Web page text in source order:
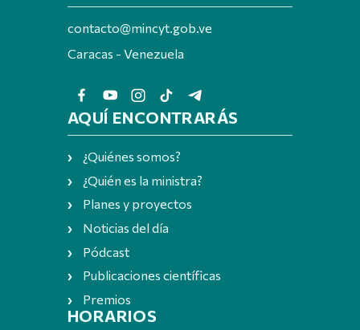
contacto@mincyt.gob.ve
Caracas - Venezuela
AQUÍ ENCONTRARÁS
¿Quiénes somos?
¿Quién es la ministra?
Planes y proyectos
Noticias del día
Pódcast
Publicaciones científicas
Premios
HORARIOS